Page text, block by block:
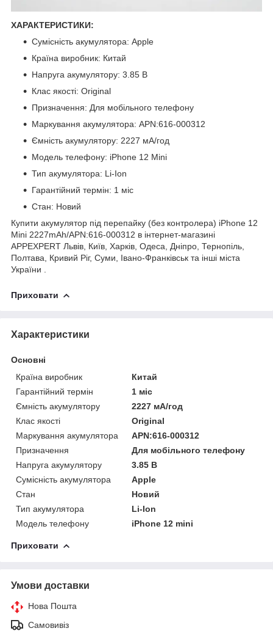
ХАРАКТЕРИСТИКИ:
Сумісність акумулятора: Apple
Країна виробник: Китай
Напруга акумулятору: 3.85 В
Клас якості: Original
Призначення: Для мобільного телефону
Маркування акумулятора: APN:616-000312
Ємність акумулятору: 2227 мА/год
Модель телефону: iPhone 12 Mini
Тип акумулятора: Li-Ion
Гарантійний термін: 1 міс
Стан: Новий
Купити акумулятор під перепайку (без контролера) iPhone 12
Mini 2227mAh/APN:616-000312 в інтернет-магазині
APPEXPERT Львів, Київ, Харків, Одеса, Дніпро, Тернопіль,
Полтава, Кривий Ріг, Суми, Івано-Франківськ та інші міста
України .
Приховати
Характеристики
Основні
Країна виробник
Китай
Гарантійний термін
1 міс
Ємність акумулятору
2227 мА/год
Клас якості
Original
Маркування акумулятора
APN:616-000312
Призначення
Для мобільного телефону
Напруга акумулятору
3.85 В
Сумісність акумулятора
Apple
Стан
Новий
Тип акумулятора
Li-Ion
Модель телефону
iPhone 12 mini
Приховати
Умови доставки
Нова Пошта
Самовивіз